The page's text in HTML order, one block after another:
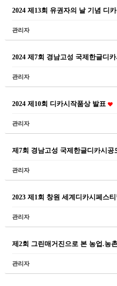
2024 제13회 유권자의 날 기념 디
관리자
2024 제7회 경남고성 국제한글디
관리자
2024 제10회 디카시작품상 발표
관리자
제7회 경남고성 국제한글디카시공
관리자
2023 제1회 창원 세계디카시페스
관리자
제2회 그린매거진으로 본 농업.농
관리자